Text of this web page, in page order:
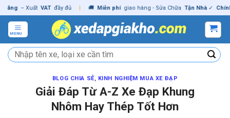
Skip
to
content
Xuất VAT đầy đủ | 🚚 Miễn phí giao hàng - Sửa Chữa Tận Nhà ✓ Chính hãng
MENU
Tìm
kiếm:
BLOG CHIA SẺ, KINH NGHIỆM MUA XE ĐẠP
Giải Đáp Từ A-Z Xe Đạp Khung
Nhôm Hay Thép Tốt Hơn